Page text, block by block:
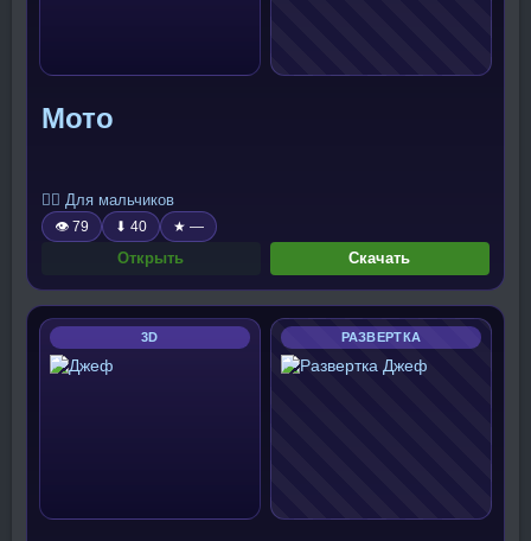
Мото
🧍‍♂️ Для мальчиков
👁 79 ⬇ 40 ★ —
Открыть Скачать
3D РАЗВЕРТКА